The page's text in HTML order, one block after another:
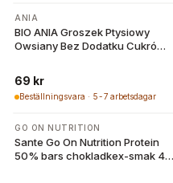
ANIA
BIO ANIA Groszek Ptysiowy
Owsiany Bez Dodatku Cukrów
69 kr
Beställningsvara · 5-7 arbetsdagar
GO ON NUTRITION
Sante Go On Nutrition Protein
50% bars chokladkex-smak 40